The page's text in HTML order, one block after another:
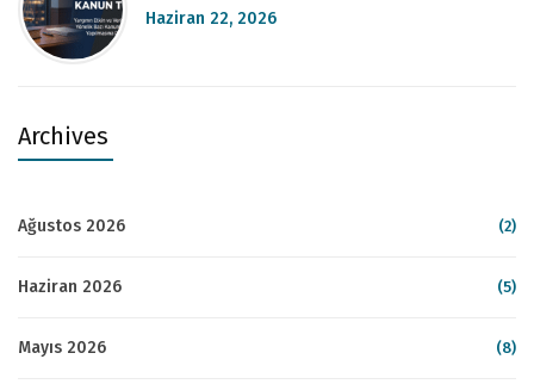
Haziran 22, 2026
Archives
Ağustos 2026 (2)
Haziran 2026 (5)
Mayıs 2026 (8)